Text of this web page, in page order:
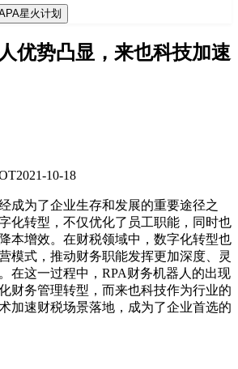
星火计划
优势凸显，来也科技加速
2021-10-18
成为了企业生存和发展的重要途径之
化转型，不仅优化了员工职能，同时也
本增效。在财税领域中，数字化转型也
模式，推动财务职能发挥更加深度、灵
在这一过程中，RPA财务机器人的出现
财务管理转型，而来也科技作为行业的
加速财税场景落地，成为了企业首选的